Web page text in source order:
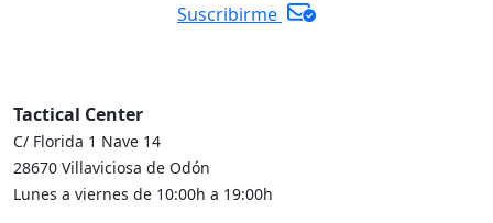
Suscribirme
Tactical Center
C/ Florida 1 Nave 14
28670 Villaviciosa de Odón
Lunes a viernes de 10:00h a 19:00h